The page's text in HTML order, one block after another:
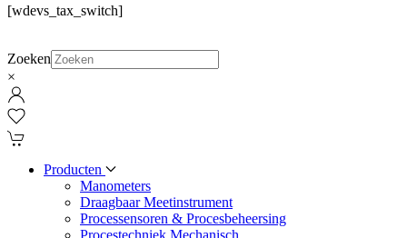
[wdevs_tax_switch]
Zoeken
×
Producten
Manometers
Draagbaar Meetinstrument
Processensoren & Procesbeheersing
Procestechniek Mechanisch